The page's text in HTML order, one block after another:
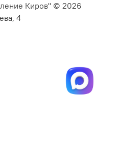
Киров" © 2026
4